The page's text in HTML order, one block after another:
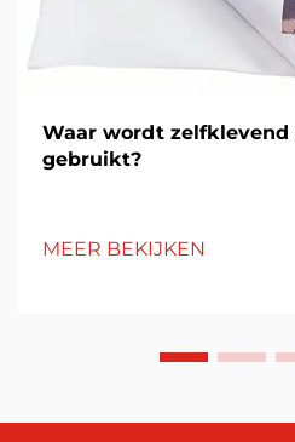
Waar wordt zelfklevend
gebruikt?
MEER BEKIJKEN